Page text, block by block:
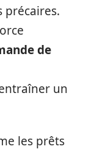
précaires.
de
un
les prêts